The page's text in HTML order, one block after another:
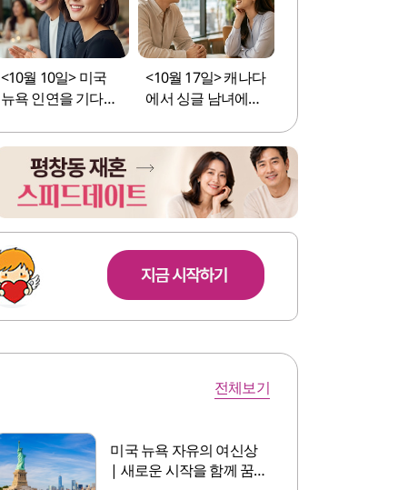
<10월 10일> 미국
뉴욕 인연을 기다리
선사합니다.
<10월 17일> 캐나다
에서 싱글 남녀에게
전체보기
미국 뉴욕 자유의 여신상
| 새로운 시작을 함께 꿈